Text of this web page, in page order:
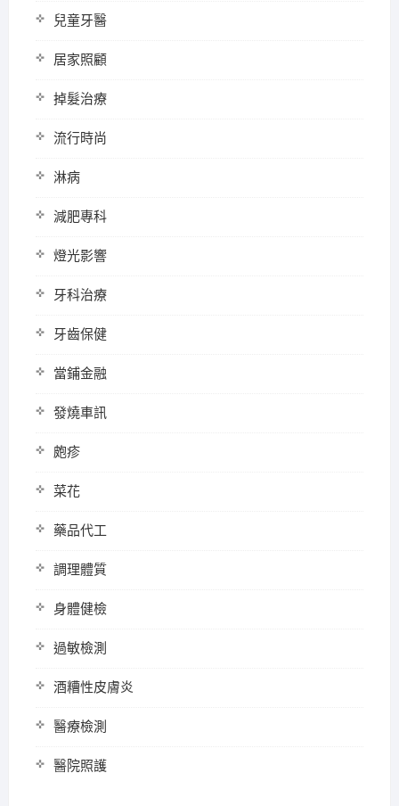
兒童牙醫
居家照顧
掉髮治療
流行時尚
淋病
減肥專科
燈光影響
牙科治療
牙齒保健
當鋪金融
發燒車訊
皰疹
菜花
藥品代工
調理體質
身體健檢
過敏檢測
酒糟性皮膚炎
醫療檢測
醫院照護